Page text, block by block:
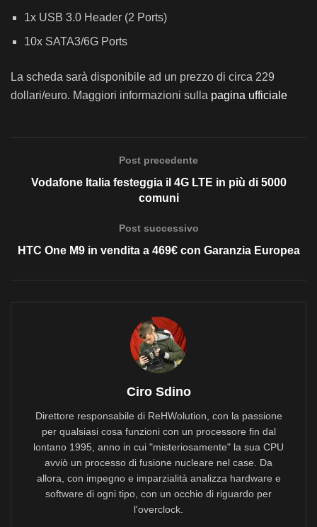
1x USB 3.0 Header (2 Ports)
10x SATA3/6G Ports
La scheda sarà disponibile ad un prezzo di circa 229
dollari/euro. Maggiori informazioni sulla pagina ufficiale
Post precedente
Vodafone Italia festeggia il 4G LTE in più di 5000
comuni
Post successivo
HTC One M9 in vendita a 469€ con Garanzia Europea
Ciro Sdino
Direttore responsabile di ReHWolution, con la passione
per qualsiasi cosa funzioni con un processore fin dal
lontano 1995, anno in cui "misteriosamente" la sua CPU
avviò un processo di fusione nucleare nel case. Da
allora, con impegno e imparzialità analizza hardware e
software di ogni tipo, con un occhio di riguardo per
l'overclock.